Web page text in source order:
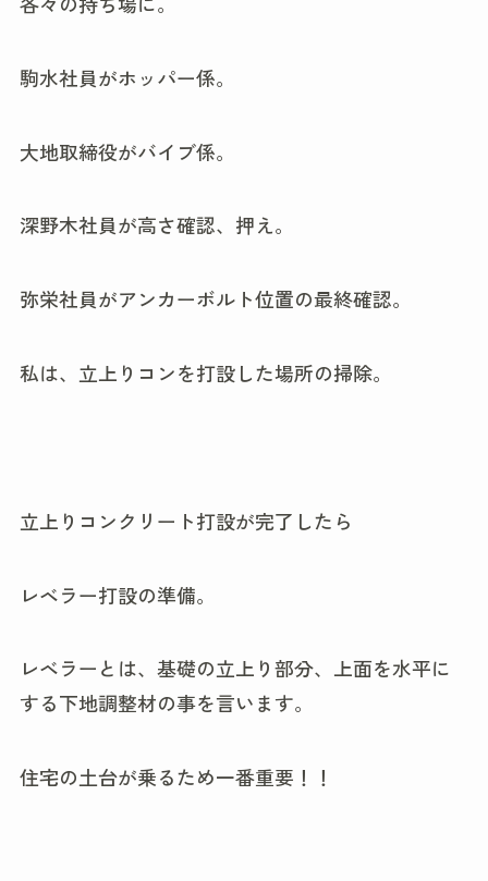
駒水社員がホッパー係。
大地取締役がバイブ係。
深野木社員が高さ確認、押え。
弥栄社員がアンカーボルト位置の最終確認。
私は、立上りコンを打設した場所の掃除。
立上りコンクリート打設が完了したら
レベラー打設の準備。
レベラーとは、基礎の立上り部分、上面を水平に
する下地調整材の事を言います。
住宅の土台が乗るため一番重要！！